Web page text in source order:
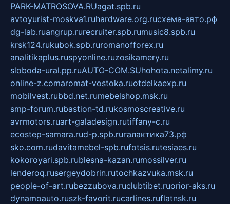
PARK-MATROSOVA.RUagat.spb.ru
avtoyurist-moskva1.ruhardware.org.ruсхема-авто.рф
dg-lab.ruangrup.rurecruiter.spb.rumusic8.spb.ru
krsk124.rukubok.spb.ruromanofforex.ru
analitikaplus.ruspyonline.ruzosikamery.ru
sloboda-ural.pp.ruAUTO-COM.SUhohota.netalimy.ru
online-z.comaromat-vostoka.ruotdelkaexp.ru
mobilvest.rubbd.net.rumebelshop.msk.ru
smp-forum.rubastion-td.rukosmoscreative.ru
avrmotors.ruart-galadesign.rutiffany-c.ru
ecostep-samara.rud-p.spb.ruгалактика73.рф
sko.com.rudavitamebel-spb.rufotsis.rutesiaes.ru
kokoroyari.spb.rublesna-kazan.rumossilver.ru
lenderoq.rusergeydobrin.rutochkazvuka.msk.ru
people-of-art.rubezzubova.ruclubtibet.ruorior-aks.ru
dynamoauto.ruszk-favorit.rucarlines.ruflatnsk.ru